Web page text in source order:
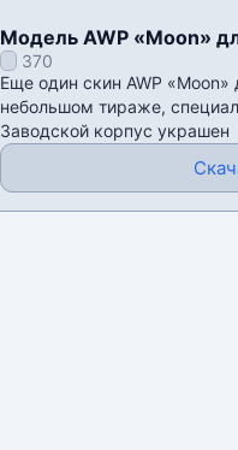
Модель AWP «Moon»
370
Еще один скин AWP
небольшом тираже,
Заводской корпус украшен